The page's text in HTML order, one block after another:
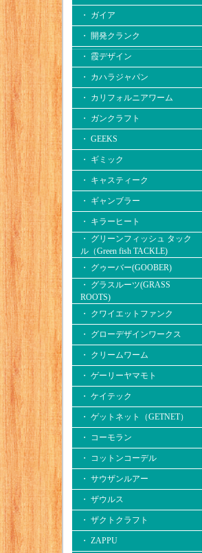
・ ガイア
・ 開発クランク
・ 霞デザイン
・ カハラジャパン
・ カリフォルニアワーム
・ ガンクラフト
・ GEEKS
・ ギミック
・ キャスティーク
・ ギャンブラー
・ キラーヒート
・ グリーンフィッシュ タック
ル（Green fish TACKLE)
・ グゥーバー(GOOBER)
・ グラスルーツ(GRASS
ROOTS)
・ クワイエットファンク
・ グローデザインワークス
・ クリームワーム
・ ゲーリーヤマモト
・ ケイテック
・ ゲットネット（GETNET）
・ コーモラン
・ コットンコーデル
・ サウザンルアー
・ ザウルス
・ ザクトクラフト
・ ZAPPU